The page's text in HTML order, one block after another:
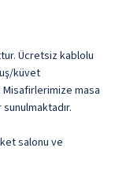
Ücretsiz kablolu
küvet
Misafirlerimize masa
salonu ve